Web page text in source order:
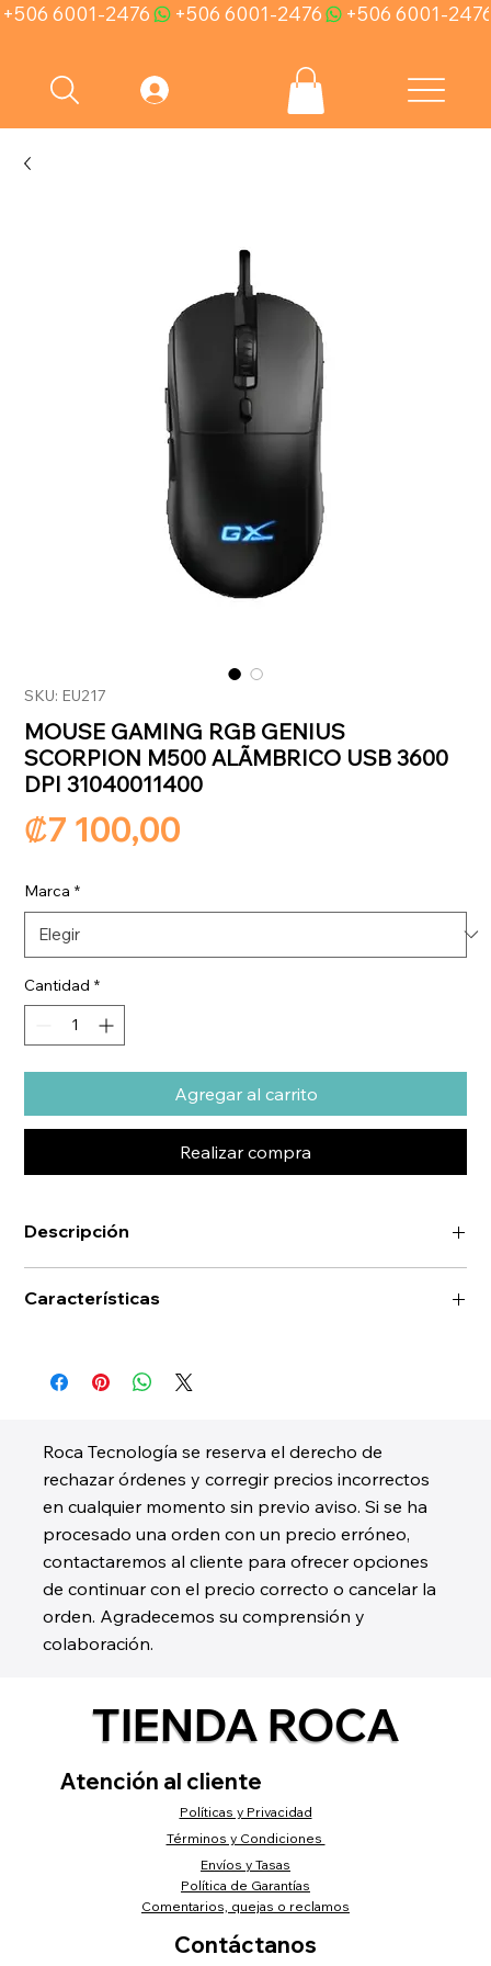
+506 6001-2476
Roca Tecnología se reserva el derecho de
rechazar órdenes y corregir precios incorrectos
en cualquier momento sin previo aviso. Si se ha
procesado una orden con un precio erróneo,
contactaremos al cliente para ofrecer opciones
de continuar con el precio correcto o cancelar la
orden. Agradecemos su comprensión y
colaboración.
SKU: EU217
MOUSE GAMING RGB GENIUS
SCORPION M500 ALÃMBRICO USB 3600
DPI 31040011400
₡7 100,00
Marca *
Cantidad *
Agregar al carrito
Realizar compra
Descripción
Características
TIENDA ROCA
Atención al cliente
Políticas y Privacidad
Términos y Condiciones
Envíos y Tasas
Política de Garantías
Comentarios, quejas o reclamos
Contáctanos